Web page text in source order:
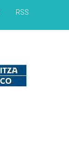
RSS